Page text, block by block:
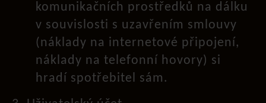
komunikačních prostředků na dálku
v souvislosti s uzavřením smlouvy
(náklady na internetové připojení,
náklady na telefonní hovory) si
hradí spotřebitel sám.